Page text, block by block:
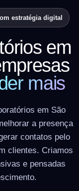
estratégia digital
em
mais
em São
a presença
contatos pelo
clientes. Criamos
e pensadas